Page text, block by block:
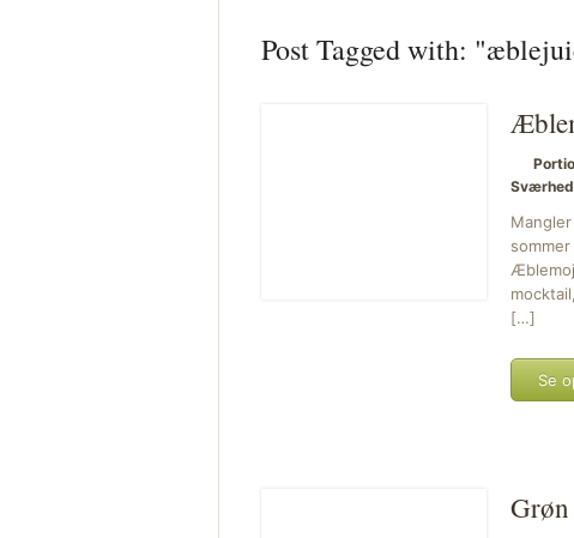
Post Tagged with:
[…]
Se